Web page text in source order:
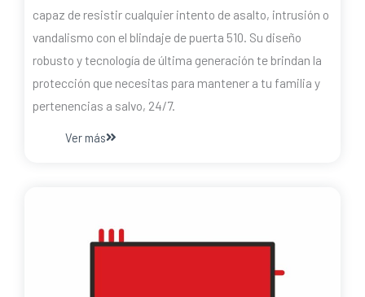
capaz de resistir cualquier intento de asalto, intrusión o
vandalismo con el blindaje de puerta 510. Su diseño
robusto y tecnología de última generación te brindan la
protección que necesitas para mantener a tu familia y
pertenencias a salvo, 24/7.
Ver más